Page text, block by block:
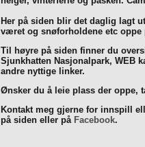
Her på siden blir det daglig lagt
været og snøforholdene etc oppe
Til høyre på siden finner du
Sjunkhatten Nasjonalpark, WEB
andre nyttige linker.
Ønsker du å leie plass der oppe,
Kontakt meg gjerne for innspill
på siden eller på Facebook.